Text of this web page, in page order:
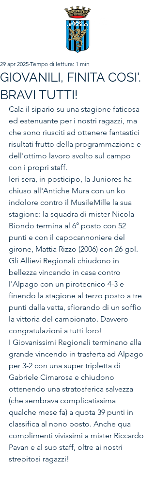
GIOVANILI, FINITA COSI'.
BRAVI TUTTI!
29 apr 2025 Tempo di lettura: 1 min
Cala il sipario su una stagione faticosa
ed estenuante per i nostri ragazzi, ma
che sono riusciti ad ottenere fantastici
risultati frutto della programmazione e
dell'ottimo lavoro svolto sul campo
con i propri staff.
Ieri sera, in posticipo, la Juniores ha
chiuso all'Antiche Mura con un ko
indolore contro il MusileMille la sua
stagione: la squadra di mister Nicola
Biondo termina al 6° posto con 52
punti e con il capocannoniere del
girone, Mattia Rizzo (2006) con 26 gol.
Gli Allievi Regionali chiudono in
bellezza vincendo in casa contro
l'Alpago con un pirotecnico 4-3 e
finendo la stagione al terzo posto a tre
punti dalla vetta, sfiorando di un soffio
la vittoria del campionato. Davvero
congratulazioni a tutti loro!
I Giovanissimi Regionali terminano alla
grande vincendo in trasferta ad Alpago
per 3-2 con una super tripletta di
Gabriele Cimarosa e chiudono
ottenendo una stratosferica salvezza
(che sembrava complicatissima
qualche mese fa) a quota 39 punti in
classifica al nono posto. Anche qua
complimenti vivissimi a mister Riccardo
Pavan e al suo staff, oltre ai nostri
strepitosi ragazzi!